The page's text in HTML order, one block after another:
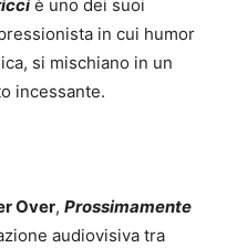
è uno dei suoi
in cui humor
si mischiano in un
incessante.
Over, Prossimamente
audiovisiva tra